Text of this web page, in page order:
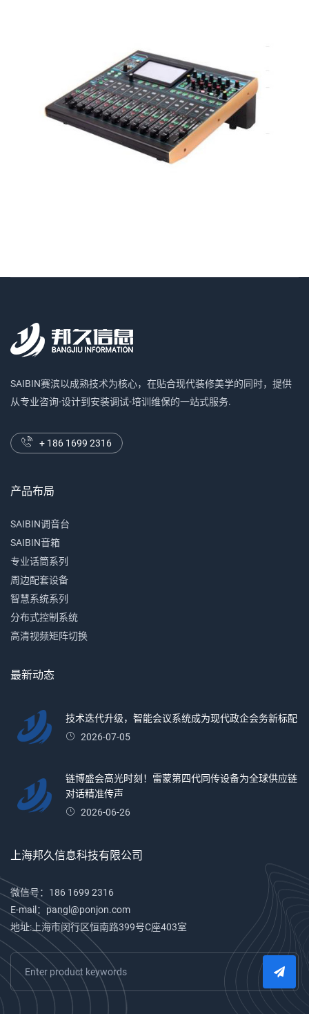
SAIBIN赛滨以成熟技术为核心，在贴合现代装修美学的同时，提供
从专业咨询-设计到安装调试-培训维保的一站式服务.
+ 186 1699 2316
产品布局
SAIBIN调音台
SAIBIN音箱
专业话筒系列
周边配套设备
智慧系统系列
分布式控制系统
高清视频矩阵切换
最新动态
技术迭代升级，智能会议系统成为现代政企会务新标配
2026-07-05
链博盛会高光时刻！雷蒙第四代同传设备为全球供应链
对话精准传声
2026-06-26
上海邦久信息科技有限公司
微信号：186 1699 2316
E-mail：pangl@ponjon.com
地址:上海市闵行区恒南路399号C座403室